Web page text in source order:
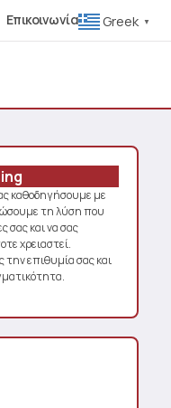
Επικοινωνία Greek ▼
καθοδηγήσουμε με
τη λύση που
σας και να σας
χρειαστεί.
την επιθυμία σας και